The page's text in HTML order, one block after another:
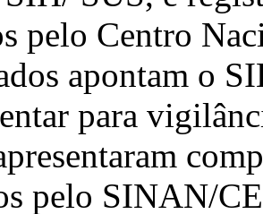
pelo Centro
apontam o
para
pelo SINAN/